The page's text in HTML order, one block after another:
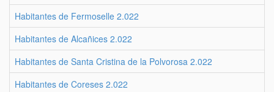
Habitantes de Fermoselle 2.022
Habitantes de Alcañices 2.022
Habitantes de Santa Cristina de la Polvorosa 2.022
Habitantes de Coreses 2.022